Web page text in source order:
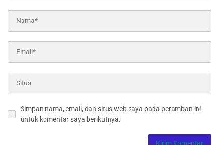
Simpan nama, email, dan situs web saya pada peramban ini
untuk komentar saya berikutnya.